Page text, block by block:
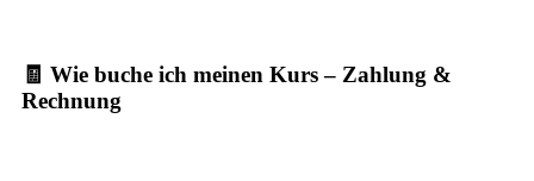
🧾 Wie buche ich meinen Kurs – Zahlung &
Rechnung